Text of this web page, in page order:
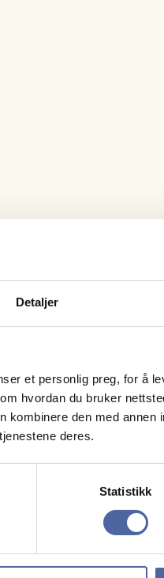
Detaljer
et personlig preg, for å
hvordan du bruker
den med annen
deres.
Statistikk